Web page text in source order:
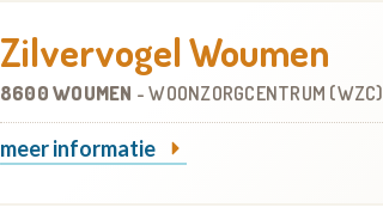
Zilvervogel Woumen
8600 WOUMEN -WOONZORGCENTRUM (WZC)
meer informatie